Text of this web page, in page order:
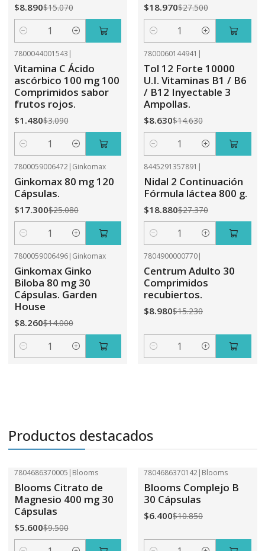
$8.890$15.070
Cantidad
$18.970$27.500
Cantidad
7800044001543 |
Vitamina C Ácido
ascórbico 100 mg 100
Comprimidos sabor
frutos rojos.
$1.480$3.090
Cantidad
7800060144941 |
Tol 12 Forte 10000
U.I. Vitaminas B1 / B6
/ B12 Inyectable 3
Ampollas.
$8.630$14.630
Cantidad
7800059006472| Ginkomax
Ginkomax 80 mg 120
Cápsulas.
$17.300$25.080
Cantidad
8445291357891 |
Nidal 2 Continuación
Fórmula láctea 800 g.
$18.880$27.370
Cantidad
7800059006496| Ginkomax
Ginkomax Ginko
Biloba 80 mg 30
Cápsulas. Garden
House
$8.260$14.000
Cantidad
7804900000770|
Centrum Adulto 30
Comprimidos
recubiertos.
$8.980$15.230
Cantidad
Productos destacados
7804686370005 | Blooms
Blooms Citrato de
Magnesio 400 mg 30
Cápsulas
$5.600$9.500
7804686370142| Blooms
Blooms Complejo B
30 Cápsulas
$6.400$10.850